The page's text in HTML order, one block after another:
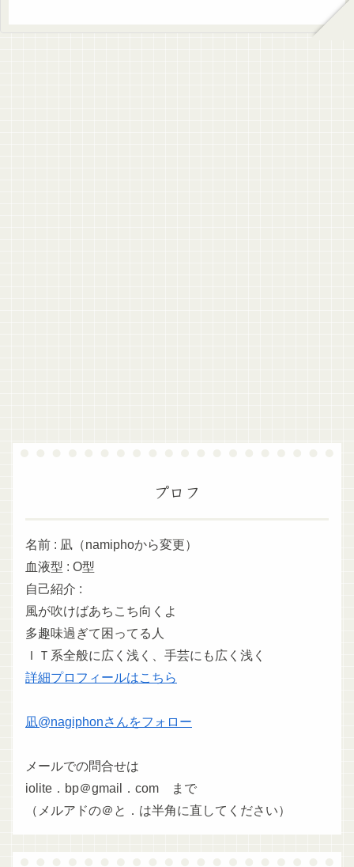
プロフ
名前 : 凪（namiphoから変更）
血液型 : O型
自己紹介 :
風が吹けばあちこち向くよ
多趣味過ぎて困ってる人
ＩＴ系全般に広く浅く、手芸にも広く浅く
詳細プロフィールはこちら
凪@nagiphonさんをフォロー
メールでの問合せは
iolite．bp＠gmail．com まで
（メルアドの＠と．は半角に直してください）